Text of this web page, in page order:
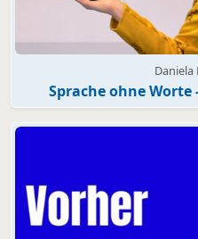
Sprache ohne Worte